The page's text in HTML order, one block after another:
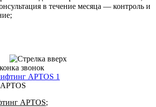
в течение месяца — контроль и
APTOS;